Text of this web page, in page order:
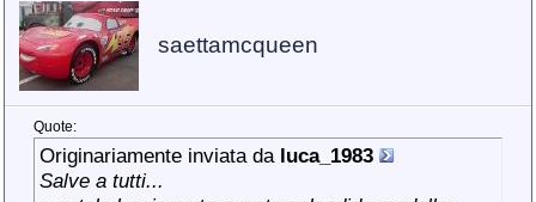
saettamcqueen
Quote:
Originariamente inviata da luca_1983
Salve a tutti...